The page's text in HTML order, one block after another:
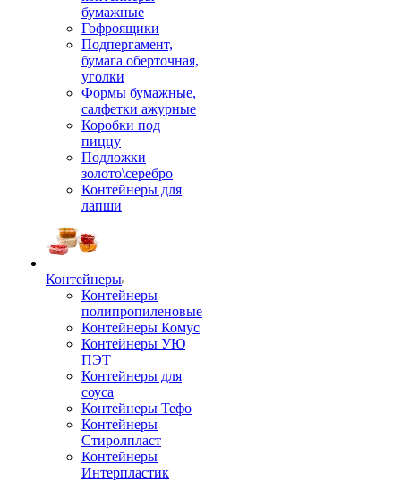
бумажные
Гофроящики
Подпергамент,
бумага оберточная,
уголки
Формы бумажные,
салфетки ажурные
Коробки под
пиццу
Подложки
золото\серебро
Контейнеры для
лапши
Контейнеры
Контейнеры
полипропиленовые
Контейнеры Комус
Контейнеры УЮ
ПЭТ
Контейнеры для
соуса
Контейнеры Тефо
Контейнеры
Стиролпласт
Контейнеры
Интерпластик